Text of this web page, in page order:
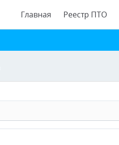
Главная Реестр ПТО